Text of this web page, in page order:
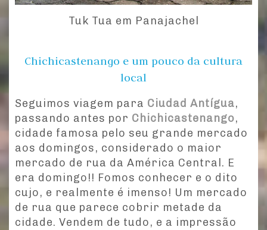
Tuk Tua em Panajachel
Chichicastenango e um pouco da cultura
local
Seguimos viagem para Ciudad Antígua,
passando antes por Chichicastenango,
cidade famosa pelo seu grande mercado
aos domingos, considerado o maior
mercado de rua da América Central. E
era domingo!! Fomos conhecer e o dito
cujo, e realmente é imenso! Um mercado
de rua que parece cobrir metade da
cidade. Vendem de tudo, e a impressão